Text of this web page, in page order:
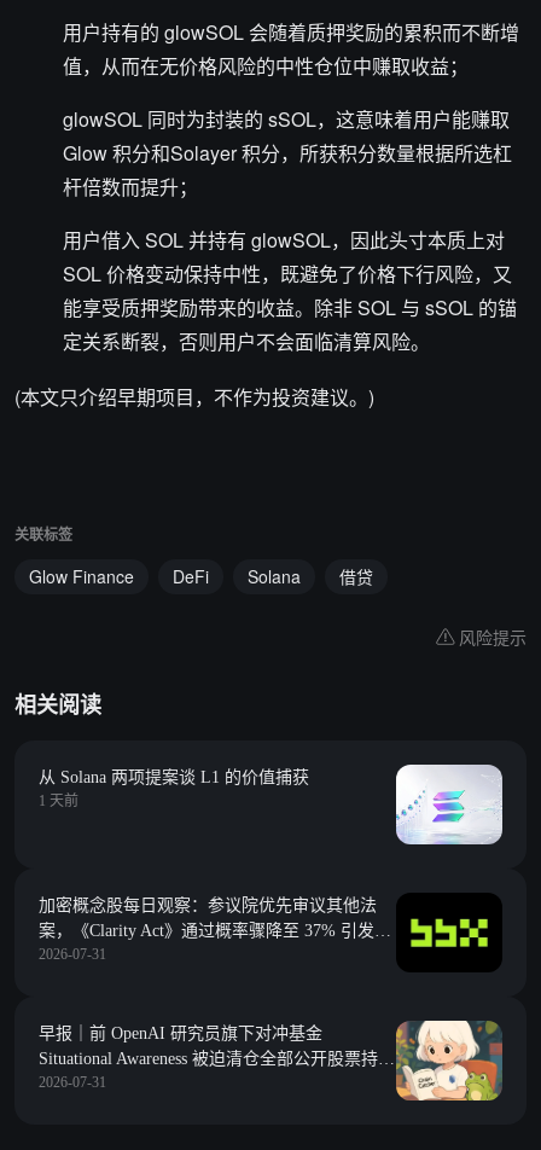
用户持有的 glowSOL 会随着质押奖励的累积而不断增
值，从而在无价格风险的中性仓位中赚取收益；
glowSOL 同时为封装的 sSOL，这意味着用户能赚取
Glow 积分和Solayer 积分，所获积分数量根据所选杠
杆倍数而提升；
用户借入 SOL 并持有 glowSOL，因此头寸本质上对
SOL 价格变动保持中性，既避免了价格下行风险，又
能享受质押奖励带来的收益。除非 SOL 与 sSOL 的锚
定关系断裂，否则用户不会面临清算风险。
(本文只介绍早期项目，不作为投资建议。)
关联标签
Glow Finance DeFi Solana 借贷
风险提示
相关阅读
从 Solana 两项提案谈 L1 的价值捕获
1 天前
加密概念股每日观察：参议院优先审议其他法
案，《Clarity Act》通过概率骤降至 37% 引发机
构隐忧
2026-07-31
早报｜前 OpenAI 研究员旗下对冲基金
Situational Awareness 被迫清仓全部公开股票持
仓；币安研究：2026 年上半年链上市场普遍收
2026-07-31